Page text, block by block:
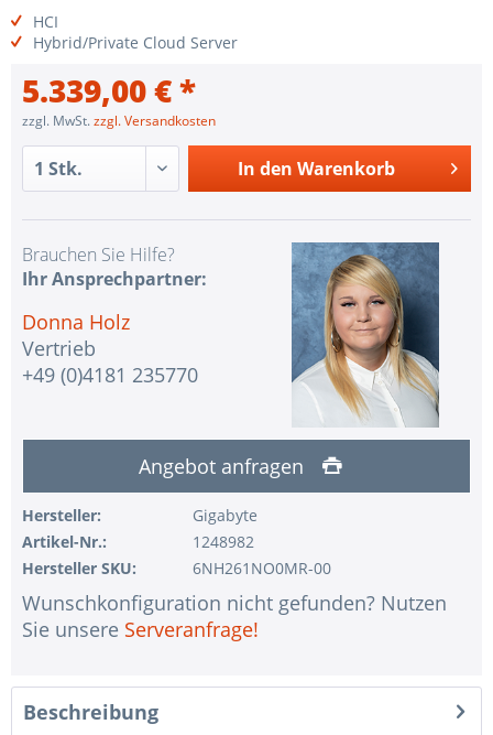
HCI
Hybrid/Private Cloud Server
5.339,00 € *
zzgl. MwSt.zzgl. Versandkosten
In den Warenkorb
Brauchen Sie Hilfe?
Ihr Ansprechpartner:
Donna Holz
Vertrieb
+49 (0)4181 235770
Angebot anfragen
Hersteller:
Gigabyte
Artikel-Nr.:
1248982
Hersteller SKU:
6NH261NO0MR-00
Wunschkonfiguration nicht gefunden? Nutzen
Sie unsere Serveranfrage!
Beschreibung